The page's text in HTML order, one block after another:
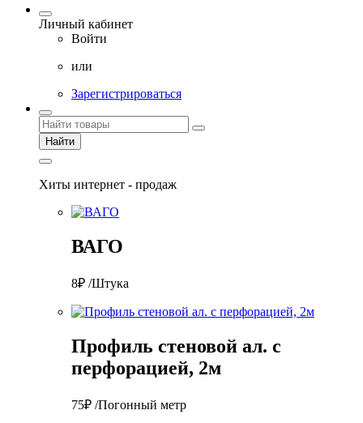
Личный кабинет
Войти
или
Зарегистрироваться
Найти
Хиты интернет - продаж
ВАГО
8₽ /Штука
Профиль стеновой ал. с
перфорацией, 2м
75₽ /Погонный метр